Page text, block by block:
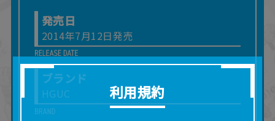
発売日
2014年7月12日発売
ブランド
HGUC 利用規約